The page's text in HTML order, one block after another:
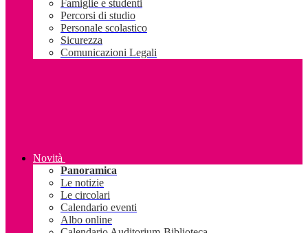
Famiglie e studenti
Percorsi di studio
Personale scolastico
Sicurezza
Comunicazioni Legali
Novità
Panoramica
Le notizie
Le circolari
Calendario eventi
Albo online